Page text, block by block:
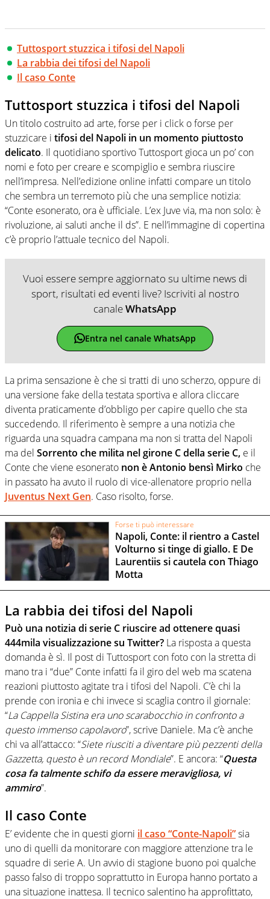
Tuttosport stuzzica i tifosi del Napoli
La rabbia dei tifosi del Napoli
Il caso Conte
Tuttosport stuzzica i tifosi del Napoli
Un titolo costruito ad arte, forse per i click o forse per
stuzzicare i tifosi del Napoli in un momento piuttosto
delicato. Il quotidiano sportivo Tuttosport gioca un po’ con
nomi e foto per creare e scompiglio e sembra riuscire
nell’impresa. Nell’edizione online infatti compare un titolo
che sembra un terremoto più che una semplice notizia:
“Conte esonerato, ora è ufficiale. L’ex Juve via, ma non solo: è
rivoluzione, ai saluti anche il ds”. E nell’immagine di copertina
c’è proprio l’attuale tecnico del Napoli.
Vuoi essere sempre aggiornato su ultime news di
sport, risultati ed eventi live? Iscriviti al nostro
canaleWhatsApp
Entra nel canale WhatsApp
La prima sensazione è che si tratti di uno scherzo, oppure di
una versione fake della testata sportiva e allora cliccare
diventa praticamente d’obbligo per capire quello che sta
succedendo. Il riferimento è sempre a una notizia che
riguarda una squadra campana ma non si tratta del Napoli
ma del Sorrento che milita nel girone C della serie C, e il
Conte che viene esonerato non è Antonio bensì Mirko che
in passato ha avuto il ruolo di vice-allenatore proprio nella
Juventus Next Gen. Caso risolto, forse.
Forse ti può interessare
Napoli, Conte: il rientro a Castel
Volturno si tinge di giallo. E De
Laurentiis si cautela con Thiago
Motta
La rabbia dei tifosi del Napoli
Può una notizia di serie C riuscire ad ottenere quasi
444mila visualizzazione su Twitter? La risposta a questa
domanda è sì. Il post di Tuttosport con foto con la stretta di
mano tra i “due” Conte infatti fa il giro del web ma scatena
reazioni piuttosto agitate tra i tifosi del Napoli. C’è chi la
prende con ironia e chi invece si scaglia contro il giornale:
“La Cappella Sistina era uno scarabocchio in confronto a
questo immenso capolavoro”, scrive Daniele. Ma c’è anche
chi va all’attacco: “Siete riusciti a diventare più pezzenti della
Gazzetta, questo è un record Mondiale”. E ancora: “Questa
cosa fa talmente schifo da essere meravigliosa, vi
ammiro”.
Il caso Conte
E’ evidente che in questi giorni il caso “Conte-Napoli”sia
uno di quelli da monitorare con maggiore attenzione tra le
squadre di serie A. Un avvio di stagione buono poi qualche
passo falso di troppo soprattutto in Europa hanno portato a
una situazione inattesa. Il tecnico salentino ha approfittato,